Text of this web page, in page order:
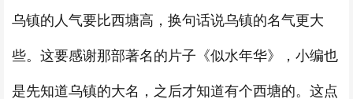
乌镇的人气要比西塘高，换句话说乌镇的名气更大
些。这要感谢那部著名的片子《似水年华》，小编也
是先知道乌镇的大名，之后才知道有个西塘的。这点